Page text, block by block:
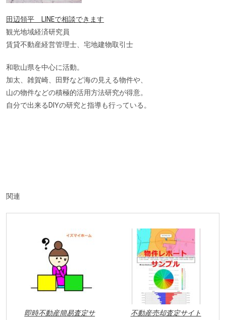
田辺領平 LINEで相談できます
観光地域経済研究員
賃貸不動産経営管理士、宅地建物取引士
和歌山県を中心に活動。
加太、雑賀崎、田野など海の見える物件や、
山の物件などの積極的活用方法研究が得意。
自分で出来るDIYの研究と指導も行っている。
関連
即時不動産簡易査定サ 不動産売却査定サイト